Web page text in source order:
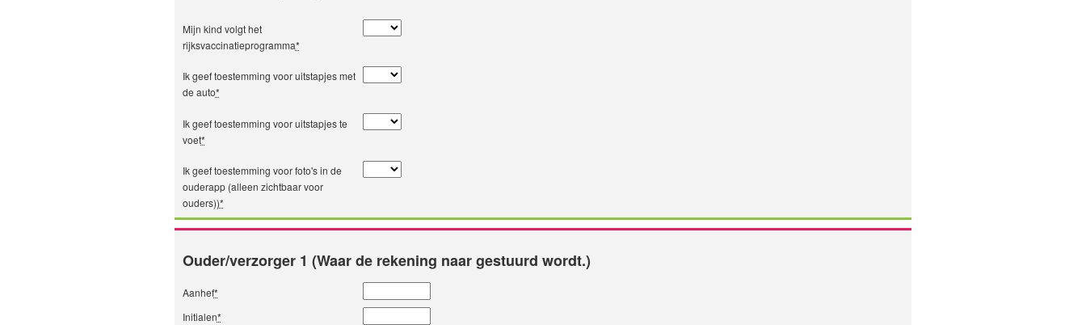
Mijn kind volgt het
rijksvaccinatieprogramma*
Ik geef toestemming voor uitstapjes met
de auto*
Ik geef toestemming voor uitstapjes te
voet*
Ik geef toestemming voor foto's in de
ouderapp (alleen zichtbaar voor
ouders))*
Ouder/verzorger 1 (Waar de rekening naar gestuurd wordt.)
Aanhef*
Initialen*